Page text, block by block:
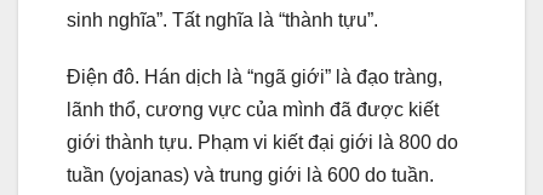
sinh nghĩa”. Tất nghĩa là “thành tựu”.
Điện đô. Hán dịch là “ngã giới” là đạo tràng,
lãnh thổ, cương vực của mình đã được kiết
giới thành tựu. Phạm vi kiết đại giới là 800 do
tuần (yojanas) và trung giới là 600 do tuần.